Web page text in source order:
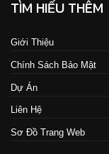
TÌM HIỂU THÊM
Giới Thiệu
Chính Sách Bảo Mật
Dự Án
Liên Hệ
Sơ Đồ Trang Web